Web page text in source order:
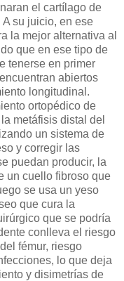
el cartílago de
su juicio, en ese
la mejor alternativa al
que en ese tipo de
tenerse en primer
abiertos
longitudinal.
ortopédico de
metáfisis distal del
un sistema de
y corregir las
puedan producir, la
un cuello fibroso que
se usa un yeso
que cura la
que se podría
conlleva el riesgo
fémur, riesgo
lo que deja
y disimetrías de